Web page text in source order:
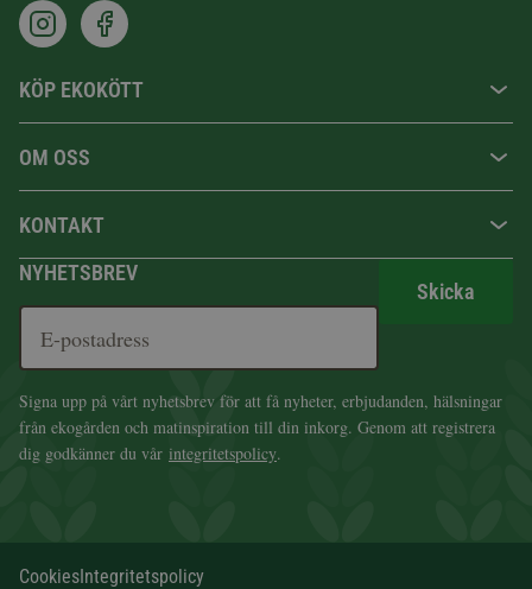
KÖP EKOKÖTT
OM OSS
KONTAKT
NYHETSBREV
Skicka
Signa upp på vårt nyhetsbrev för att få nyheter, erbjudanden, hälsningar
från ekogården och matinspiration till din inkorg. Genom att registrera
dig godkänner du vår integritetspolicy.
CookiesIntegritetspolicy